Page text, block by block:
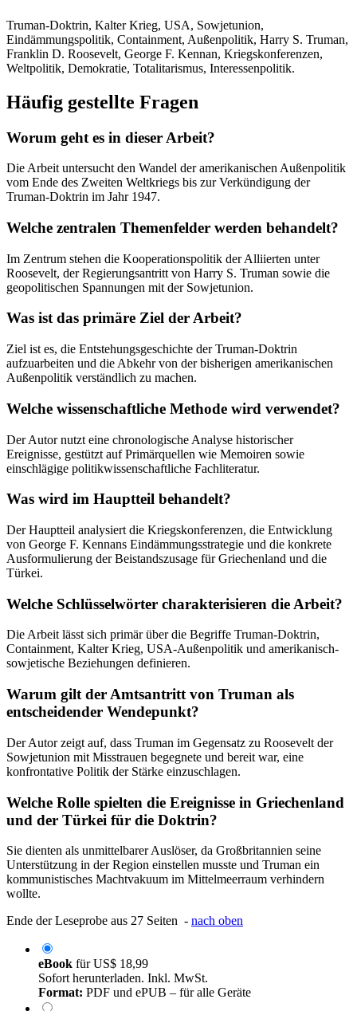
Truman-Doktrin, Kalter Krieg, USA, Sowjetunion,
Eindämmungspolitik, Containment, Außenpolitik, Harry S. Truman,
Franklin D. Roosevelt, George F. Kennan, Kriegskonferenzen,
Weltpolitik, Demokratie, Totalitarismus, Interessenpolitik.
Häufig gestellte Fragen
Worum geht es in dieser Arbeit?
Die Arbeit untersucht den Wandel der amerikanischen Außenpolitik
vom Ende des Zweiten Weltkriegs bis zur Verkündigung der
Truman-Doktrin im Jahr 1947.
Welche zentralen Themenfelder werden behandelt?
Im Zentrum stehen die Kooperationspolitik der Alliierten unter
Roosevelt, der Regierungsantritt von Harry S. Truman sowie die
geopolitischen Spannungen mit der Sowjetunion.
Was ist das primäre Ziel der Arbeit?
Ziel ist es, die Entstehungsgeschichte der Truman-Doktrin
aufzuarbeiten und die Abkehr von der bisherigen amerikanischen
Außenpolitik verständlich zu machen.
Welche wissenschaftliche Methode wird verwendet?
Der Autor nutzt eine chronologische Analyse historischer
Ereignisse, gestützt auf Primärquellen wie Memoiren sowie
einschlägige politikwissenschaftliche Fachliteratur.
Was wird im Hauptteil behandelt?
Der Hauptteil analysiert die Kriegskonferenzen, die Entwicklung
von George F. Kennans Eindämmungsstrategie und die konkrete
Ausformulierung der Beistandszusage für Griechenland und die
Türkei.
Welche Schlüsselwörter charakterisieren die Arbeit?
Die Arbeit lässt sich primär über die Begriffe Truman-Doktrin,
Containment, Kalter Krieg, USA-Außenpolitik und amerikanisch-
sowjetische Beziehungen definieren.
Warum gilt der Amtsantritt von Truman als
entscheidender Wendepunkt?
Der Autor zeigt auf, dass Truman im Gegensatz zu Roosevelt der
Sowjetunion mit Misstrauen begegnete und bereit war, eine
konfrontative Politik der Stärke einzuschlagen.
Welche Rolle spielten die Ereignisse in Griechenland
und der Türkei für die Doktrin?
Sie dienten als unmittelbarer Auslöser, da Großbritannien seine
Unterstützung in der Region einstellen musste und Truman ein
kommunistisches Machtvakuum im Mittelmeerraum verhindern
wollte.
Ende der Leseprobe aus 27 Seiten - nach oben
eBook fürUS$ 18,99
Sofort herunterladen. Inkl. MwSt.
Format: PDF und ePUB – für alle Geräte